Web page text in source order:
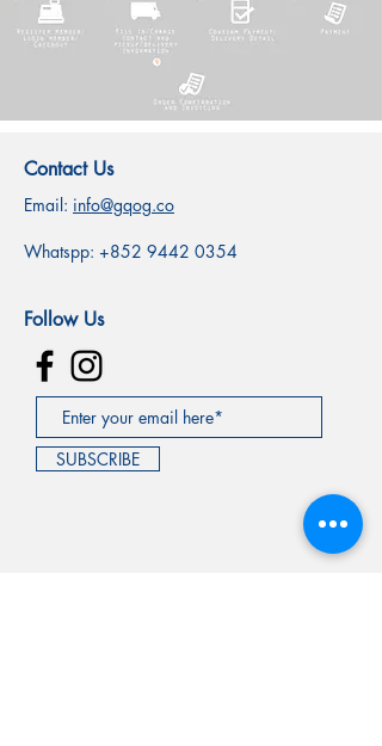
Contact Us
Email: info@gqog.co
Whatspp: +852 9442 0354
Follow Us
SUBSCRIBE